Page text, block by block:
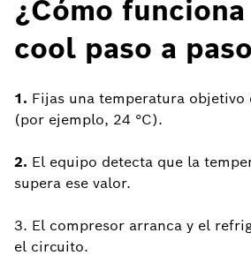
¿Cómo
cool paso a
1. Fijas una temperatura objetivo
(por ejemplo, 24 °C).
2. El equipo detecta que la
supera ese valor.
3. El compresor arranca y el
el circuito.